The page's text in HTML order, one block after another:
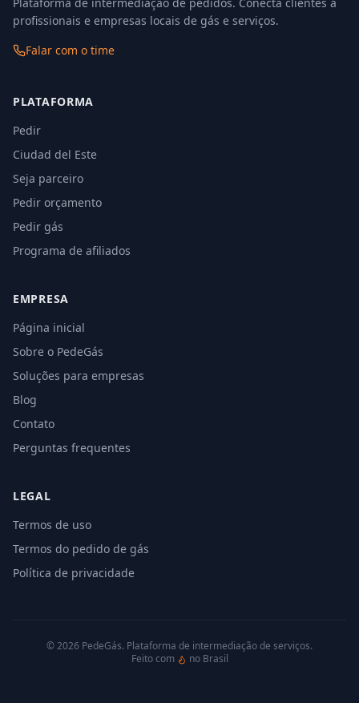
profissionais e empresas locais de gás e serviços.
Falar com o time
PLATAFORMA
Pedir
Ciudad del Este
Seja parceiro
Pedir orçamento
Pedir gás
Programa de afiliados
EMPRESA
Página inicial
Sobre o PedeGás
Soluções para empresas
Blog
Contato
Perguntas frequentes
LEGAL
Termos de uso
Termos do pedido de gás
Política de privacidade
©2026 PedeGás. Plataforma de intermediação de serviços.
Feito com
no Brasil